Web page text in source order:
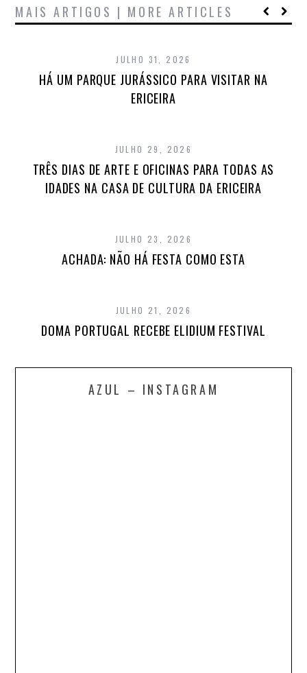
MAIS ARTIGOS | MORE ARTICLES
JULHO 31, 2026
HÁ UM PARQUE JURÁSSICO PARA VISITAR NA
ERICEIRA
JULHO 29, 2026
TRÊS DIAS DE ARTE E OFICINAS PARA TODAS AS
IDADES NA CASA DE CULTURA DA ERICEIRA
JULHO 23, 2026
ACHADA: NÃO HÁ FESTA COMO ESTA
JULHO 21, 2026
DOMA PORTUGAL RECEBE ELIDIUM FESTIVAL
AZUL – INSTAGRAM